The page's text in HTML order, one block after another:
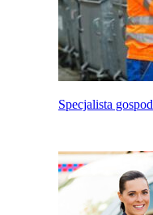
Specjalista